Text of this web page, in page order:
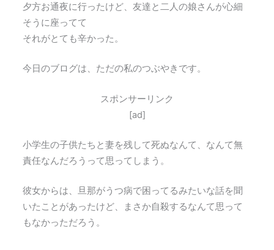
夕方お通夜に行ったけど、友達と二人の娘さんが心細
そうに座ってて
それがとても辛かった。
今日のブログは、ただの私のつぶやきです。
スポンサーリンク
[ad]
小学生の子供たちと妻を残して死ぬなんて、なんて無
責任なんだろうって思ってしまう。
彼女からは、旦那がうつ病で困ってるみたいな話を聞
いたことがあったけど、まさか自殺するなんて思って
もなかっただろう。